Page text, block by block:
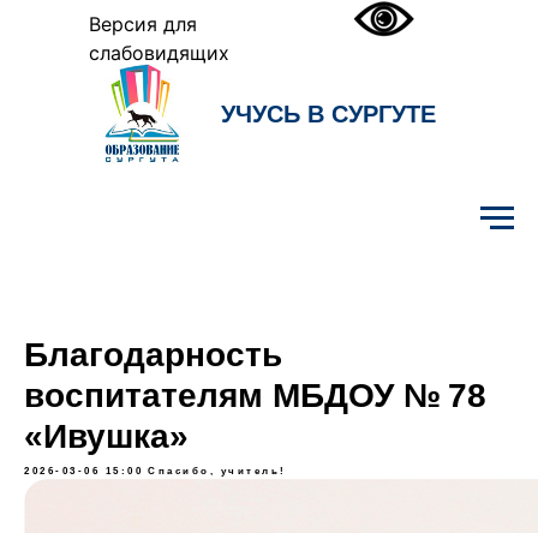
Версия для
слабовидящих
УЧУСЬ В СУРГУТЕ
Благодарность
воспитателям МБДОУ № 78
«Ивушка»
2026-03-06 15:00 Спасибо, учитель!